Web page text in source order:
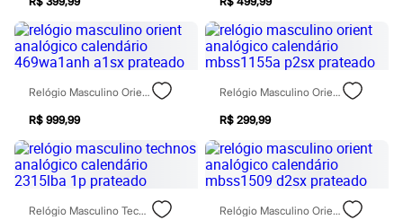
Moda esportiva
Acessórios
Bermudas
Calças
Calçados
Regatas
Moda íntima
Cuecas
Meias
Pijamas
Moda praia
Relógio Masculino Orient Analógico Calendário 469wa1anh A1sx Prateado
R$ 999,99
Relógio Masculino Orient Analógico Calendário Mbss1155a P2sx Prateado
R$ 299,99
Relógio Masculino Technos Analógico Calendário 2315lba 1p Prateado Relógio Masculino Orient Analógico Calendário Mbss1509 D2sx Prateado